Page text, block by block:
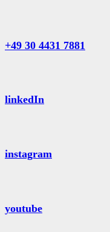
+49 30 4431 7881
linkedIn
instagram
youtube